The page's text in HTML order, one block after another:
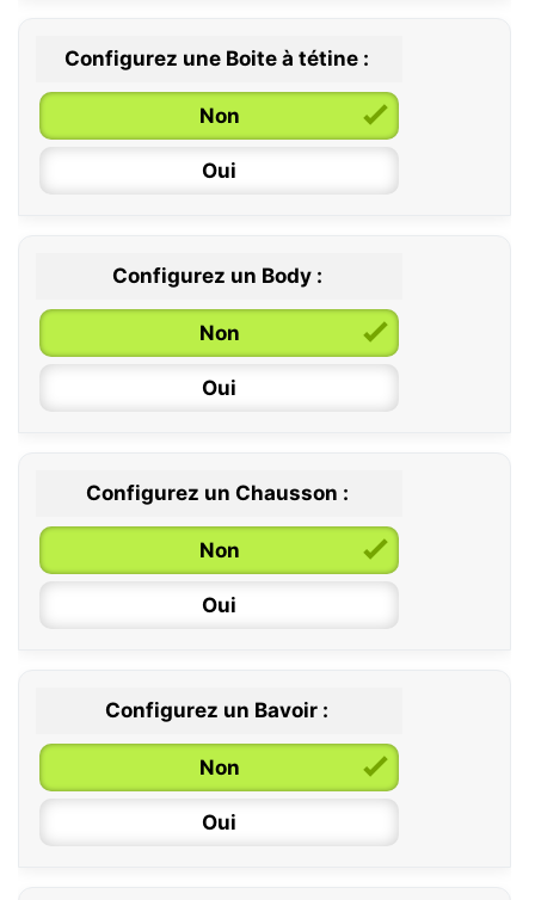
Configurez une Boite à tétine :
Non
Oui
Configurez un Body :
Non
Oui
0 / 6 mois
6 / 12 mois
12 / 18 mois
Configurez un Chausson :
Non
Oui
Configurez un Bavoir :
Non
Oui